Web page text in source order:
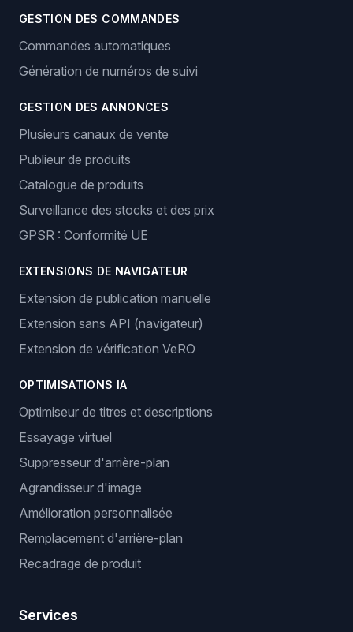
GESTION DES COMMANDES
Commandes automatiques
Génération de numéros de suivi
GESTION DES ANNONCES
Plusieurs canaux de vente
Publieur de produits
Catalogue de produits
Surveillance des stocks et des prix
GPSR : Conformité UE
EXTENSIONS DE NAVIGATEUR
Extension de publication manuelle
Extension sans API (navigateur)
Extension de vérification VeRO
OPTIMISATIONS IA
Optimiseur de titres et descriptions
Essayage virtuel
Suppresseur d'arrière-plan
Agrandisseur d'image
Amélioration personnalisée
Remplacement d'arrière-plan
Recadrage de produit
Services